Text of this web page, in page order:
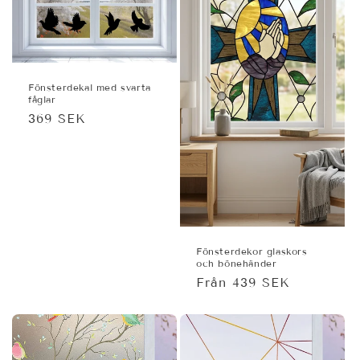
Fönsterdekal med svarta
fåglar
Ordinarie
369 SEK
Fönsterdekor glaskors
och bönehänder
Ordinarie
Från 439 SEK